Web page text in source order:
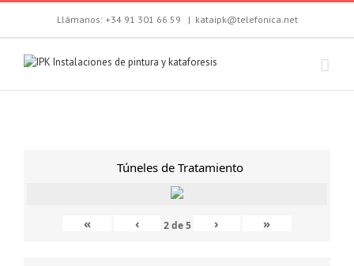
Llámanos: +34 91 301 66 59 | kataipk@telefonica.net
Túneles de Tratamiento
« ‹ 2de5 › »